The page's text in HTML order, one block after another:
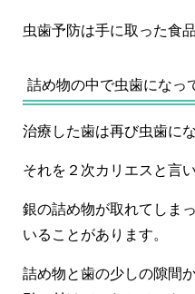
虫歯予防は手に取った食
詰め物の中で虫歯になっ
治療した歯は再び虫歯に
それを２次カリエスと言い
銀の詰め物が取れてしま
いることがあります。
詰め物と歯の少しの隙間